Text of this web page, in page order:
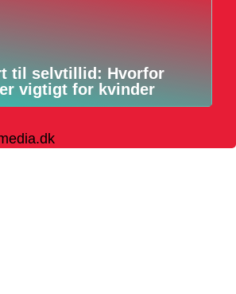
til selvtillid: Hvorfor
vigtigt for kvinder